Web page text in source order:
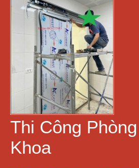
Thi Công
Khoa